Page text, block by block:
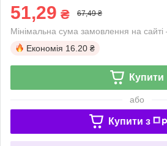
51,29 ₴ 67,49 ₴
Мінімальна сума замовлення на
Економія 16.20 ₴
Купити
або
Купити з